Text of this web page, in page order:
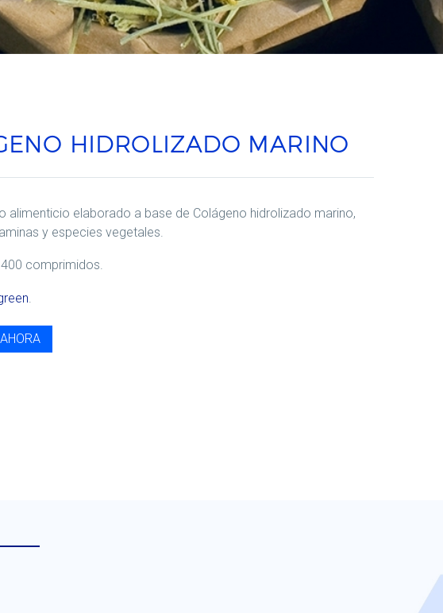
HIDROLIZADO MARINO
alimenticio elaborado a base de Colágeno hidrolizado marino,
y especies vegetales.
comprimidos.
.